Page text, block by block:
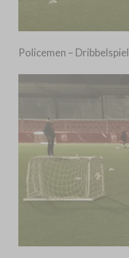
Policemen – Dribbelspiel